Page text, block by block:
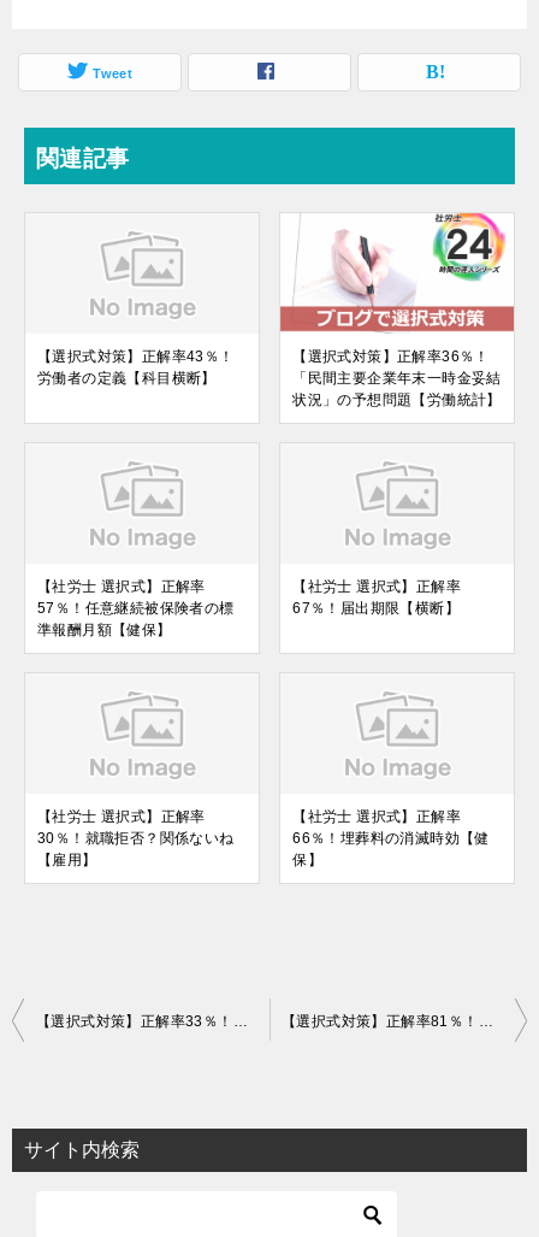
Tweet
関連記事
【選択式対策】正解率43％！
労働者の定義【科目横断】
【選択式対策】正解率36％！
「民間主要企業年末一時金妥結
状況」の予想問題【労働統計】
【社労士 選択式】正解率
57％！任意継続被保険者の標
準報酬月額【健保】
【社労士 選択式】正解率
67％！届出期限【横断】
【社労士 選択式】正解率
30％！就職拒否？関係ないね
【雇用】
【社労士 選択式】正解率
66％！埋葬料の消滅時効【健
保】
投
ビ
ゲ
【選択式対策】正解率33％！有期契約労働者の実際の勤続年数【労働統計】 【選択式対策】正解率81％！この金額は何の金額？【科目横断】
サイト内検索